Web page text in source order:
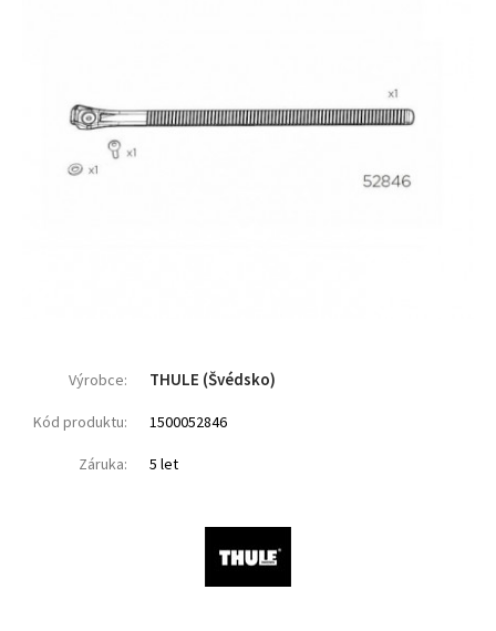
Výrobce: THULE (Švédsko)
Kód produktu: 1500052846
Záruka: 5 let